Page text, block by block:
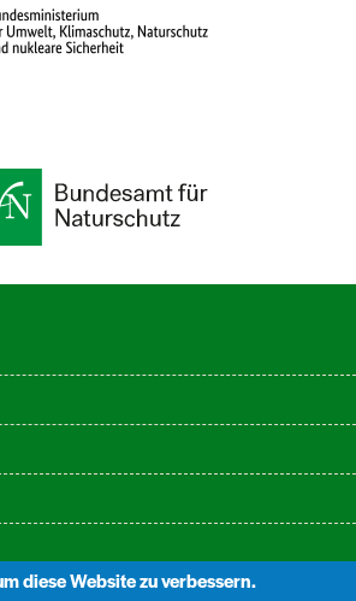
diese Website zu verbessern.